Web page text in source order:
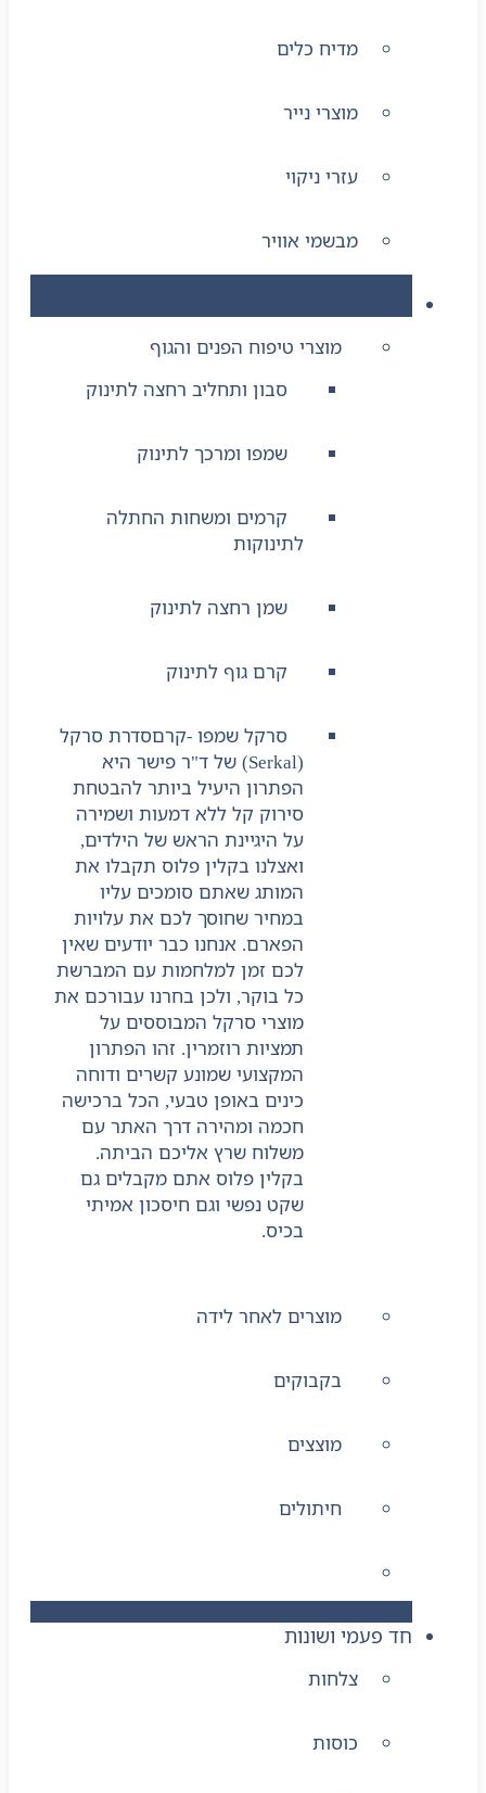
מדיח כלים
מוצרי נייר
עזרי ניקוי
מבשמי אוויר
מוצרי טיפוח הפנים והגוף
סבון ותחליב רחצה לתינוק
שמפו ומרכך לתינוק
קרמים ומשחות החתלה
לתינוקות
שמן רחצה לתינוק
קרם גוף לתינוק
סרקל שמפו -קרםסדרת סרקל
(Serkal) של ד"ר פישר היא
הפתרון היעיל ביותר להבטחת
סירוק קל ללא דמעות ושמירה
על היגיינת הראש של הילדים,
ואצלנו בקלין פלוס תקבלו את
המותג שאתם סומכים עליו
במחיר שחוסך לכם את עלויות
הפארם. אנחנו כבר יודעים שאין
לכם זמן למלחמות עם המברשת
כל בוקר, ולכן בחרנו עבורכם את
מוצרי סרקל המבוססים על
תמציות רוזמרין. זהו הפתרון
המקצועי שמונע קשרים ודוחה
כינים באופן טבעי, הכל ברכישה
חכמה ומהירה דרך האתר עם
משלוח שרץ אליכם הביתה.
בקלין פלוס אתם מקבלים גם
שקט נפשי וגם חיסכון אמיתי
בכיס.
מוצרים לאחר לידה
בקבוקים
מוצצים
חיתולים
חד פעמי ושונות
צלחות
כוסות